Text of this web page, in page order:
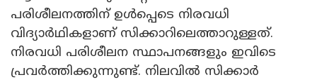
പരിശീലനത്തിന് ഉൾപ്പെടെ നിരവധി
വിദ്യാർഥികളാണ് സിക്കാറിലെത്താറുള്ളത്.
നിരവധി പരിശീലന സ്ഥാപനങ്ങളും ഇവിടെ
പ്രവർത്തിക്കുന്നുണ്ട്. നിലവിൽ സിക്കാർ